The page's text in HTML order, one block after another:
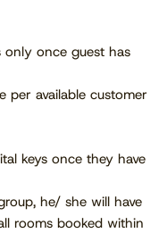
only once guest has
per available customer
keys once they have
he/ she will have
rooms booked within